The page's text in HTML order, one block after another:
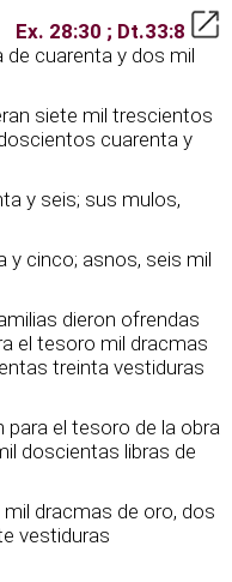
Ex. 28:30 ; Dt.33:8
de cuarenta y dos mil
siete mil trescientos
cuarenta y
y seis; sus mulos,
y cinco; asnos, seis mil
dieron ofrendas
el tesoro mil dracmas
treinta vestiduras
para el tesoro de la obra
doscientas libras de
dracmas de oro, dos
vestiduras